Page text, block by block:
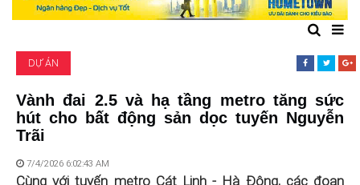
KHỞI NGHIỆP
GIẢI TRÍ & CÔNG NGHỆ
DỰ ÁN
Vành đai 2.5 và hạ tầng metro tăng sức
hút cho bất động sản dọc tuyến Nguyễn
Trãi
7/4/2026 6:02:43 AM
Cùng với tuyến metro Cát Linh - Hà Đông, các đoạn